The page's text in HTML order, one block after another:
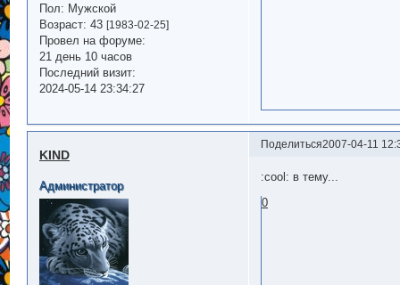
Пол: Мужской
Возраст: 43 [1983-02-25]
Провел на форуме:
21 день 10 часов
Последний визит:
2024-05-14 23:34:27
Поделиться2007-04-11
KIND
Администратор
:cool: в тему...
0